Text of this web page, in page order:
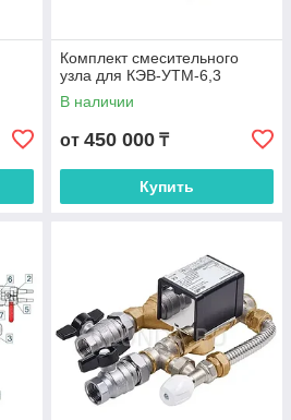
Комплект смесительного
узла для КЭВ-УТМ-6,3
В наличии
от 450 000 ₸
Купить